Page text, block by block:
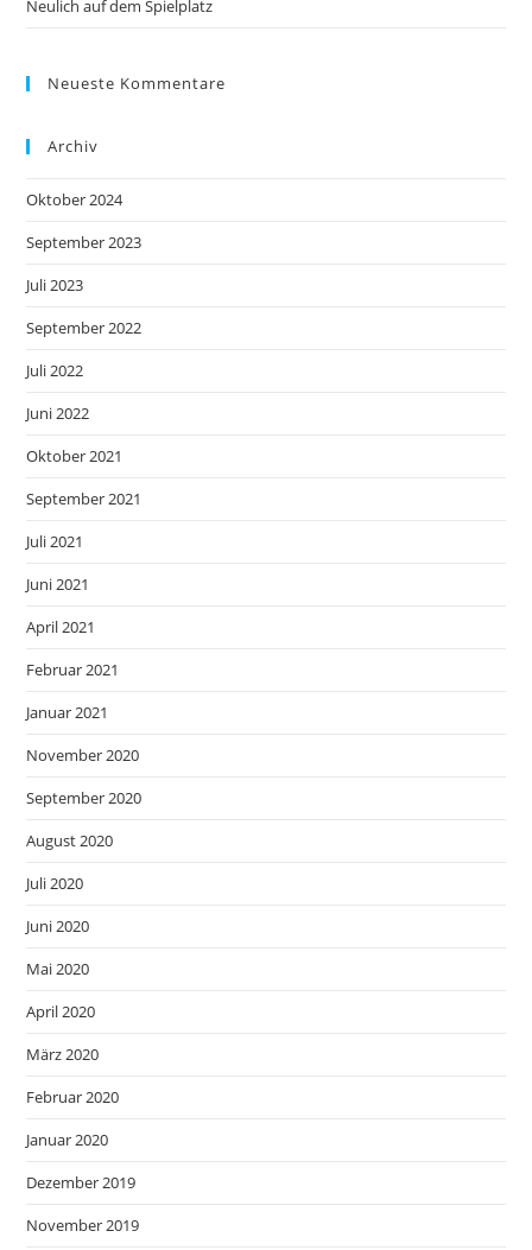
Neulich auf dem Spielplatz
Neueste Kommentare
Archiv
Oktober 2024
September 2023
Juli 2023
September 2022
Juli 2022
Juni 2022
Oktober 2021
September 2021
Juli 2021
Juni 2021
April 2021
Februar 2021
Januar 2021
November 2020
September 2020
August 2020
Juli 2020
Juni 2020
Mai 2020
April 2020
März 2020
Februar 2020
Januar 2020
Dezember 2019
November 2019